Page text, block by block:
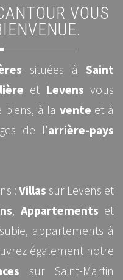
situées à Saint
et Levens vous
à la vente et à
de l'arrière-pays
: Villas sur Levens et
, Appartements et
appartements à
également notre
sur Saint-Martin